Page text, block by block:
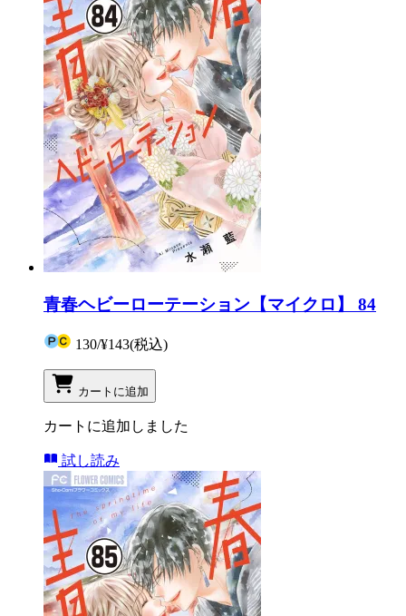
青春ヘビーローテーション【マイクロ】 84
130/¥143(税込)
カートに追加
カートに追加しました
試し読み